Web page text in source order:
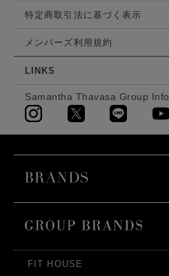
特定商取引法に基づく表示
メンバーズ利用規約
LINKS
Samantha Thavasa Group Info.
FIT HOUSE